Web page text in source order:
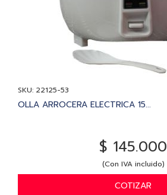
SKU: 22125-53
OLLA ARROCERA ELECTRICA 15...
$ 145.000
(Con IVA incluido)
COTIZAR